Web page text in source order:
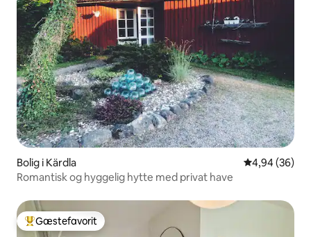
Bolig i Kärdla 4,94 ud af 5 i
4,94 (36)
Romantisk og hyggelig hytte med privat have
Bedste gæstefavorit
Gæstefavorit